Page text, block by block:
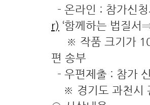
- 온라인 : 참가신
r) ‘함께하는 법질서
※ 작품 크기가
편 송부
- 우편제출 : 참가
※ 경기도 과천시